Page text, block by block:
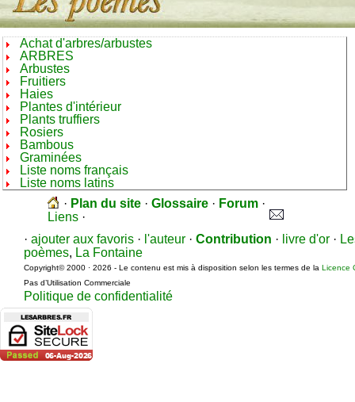
Achat d'arbres/arbustes
ARBRES
Arbustes
Fruitiers
Haies
Plantes d'intérieur
Plants truffiers
Rosiers
Bambous
Graminées
Liste noms français
Liste noms latins
· Plan du site · Glossaire · Forum ·
Liens ·
· ajouter aux favoris · l'auteur · Contribution · livre d'or ·
poèmes, La Fontaine
Copyright© 2000 · 2026 - Le contenu est mis à disposition selon les termes de la Licence
Pas d’Utilisation Commerciale
Politique de confidentialité